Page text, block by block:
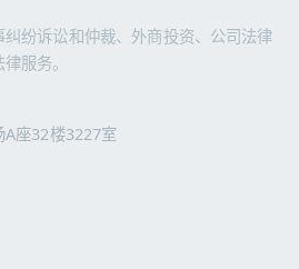
纷诉讼和仲裁、外商投资、公司法律
服务。
A座32楼3227室